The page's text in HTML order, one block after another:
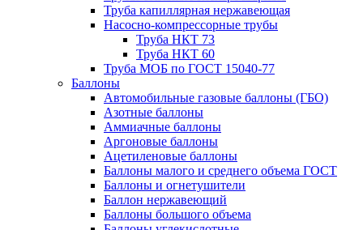
Труба капиллярная нержавеющая
Насосно-компрессорные трубы
Труба НКТ 73
Труба НКТ 60
Труба МОБ по ГОСТ 15040-77
Баллоны
Автомобильные газовые баллоны (ГБО)
Азотные баллоны
Аммиачные баллоны
Аргоновые баллоны
Ацетиленовые баллоны
Баллоны малого и среднего объема ГОСТ
Баллоны и огнетушители
Баллон нержавеющий
Баллоны большого объема